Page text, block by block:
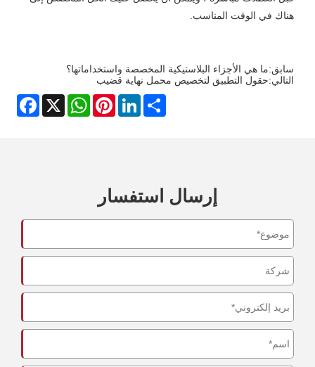
هناك في الوقت المناسب.
سابق:ما هي الأجزاء البلاستيكية المخصصة واستخداماتها؟
التالي:حقول التطبيق لتخصيص محمل نهاية قضيب
X
WhatsAppPinterestLinkedInShare
إرسال استفسار